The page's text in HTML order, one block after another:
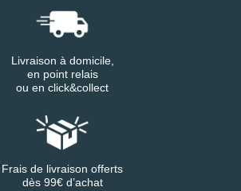
Livraison à domicile,
en point relais
ou en click&collect
Frais de livraison offerts
dès 99€ d’achat